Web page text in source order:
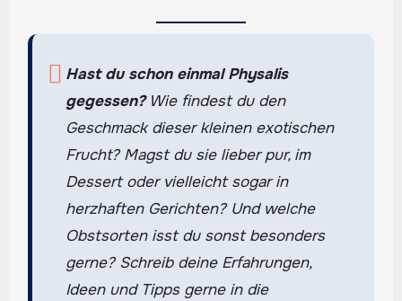
Hast du schon einmal Physalis
gegessen?Wie findest du den
Geschmack dieser kleinen exotischen
Frucht? Magst du sie lieber pur, im
Dessert oder vielleicht sogar in
herzhaften Gerichten? Und welche
Obstsorten isst du sonst besonders
gerne? Schreib deine Erfahrungen,
Ideen und Tipps gerne in die